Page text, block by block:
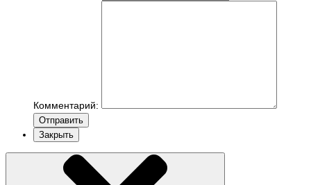
Комментарий:
Отправить
Закрыть